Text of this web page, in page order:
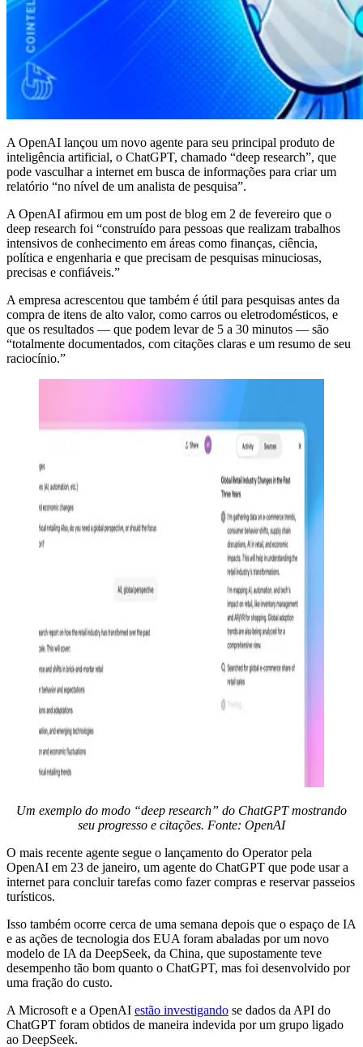
A OpenAI lançou um novo agente para seu principal produto de
inteligência artificial, o ChatGPT, chamado “deep research”, que
pode vasculhar a internet em busca de informações para criar um
relatório “no nível de um analista de pesquisa”.
A OpenAI afirmou em um post de blog em 2 de fevereiro que o
deep research foi “construído para pessoas que realizam trabalhos
intensivos de conhecimento em áreas como finanças, ciência,
política e engenharia e que precisam de pesquisas minuciosas,
precisas e confiáveis.”
A empresa acrescentou que também é útil para pesquisas antes da
compra de itens de alto valor, como carros ou eletrodomésticos, e
que os resultados — que podem levar de 5 a 30 minutos — são
“totalmente documentados, com citações claras e um resumo de seu
raciocínio.”
Um exemplo do modo “deep research” do ChatGPT mostrando
seu progresso e citações. Fonte: OpenAI
O mais recente agente segue o lançamento do Operator pela
OpenAI em 23 de janeiro, um agente do ChatGPT que pode usar a
internet para concluir tarefas como fazer compras e reservar passeios
turísticos.
Isso também ocorre cerca de uma semana depois que o espaço de IA
e as ações de tecnologia dos EUA foram abaladas por um novo
modelo de IA da DeepSeek, da China, que supostamente teve
desempenho tão bom quanto o ChatGPT, mas foi desenvolvido por
uma fração do custo.
A Microsoft e a OpenAI estão investigando se dados da API do
ChatGPT foram obtidos de maneira indevida por um grupo ligado
ao DeepSeek.